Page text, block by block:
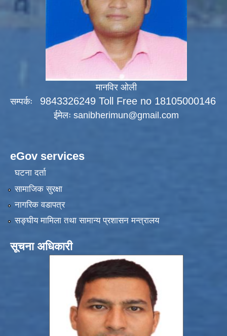
मानविर ओली
सम्पर्कः 9843326249 Toll Free no 18105000146
ईमेलः sanibherimun@gmail.com
eGov services
घटना दर्ता
सामाजिक सुरक्षा
नागरिक वडापत्र
सङ्‍घीय मामिला तथा सामान्य प्रशासन मन्त्रालय
सूचना अधिकारी